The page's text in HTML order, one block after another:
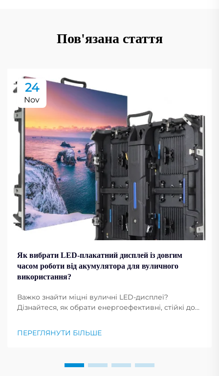
Пов'язана стаття
24
Nov
Як вибрати LED-плакатний дисплей із довгим
часом роботи від акумулятора для вуличного
використання?
Важко знайти міцні вуличні LED-дисплеї?
Дізнайтеся, як обрати енергоефективні, стійкі до
зараз.
ПЕРЕГЛЯНУТИ БІЛЬШЕ